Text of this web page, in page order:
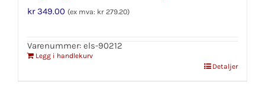
kr349.00 (ex mva: kr 279.20)
Varenummer: els-90212
Legg i handlekurv
Detaljer